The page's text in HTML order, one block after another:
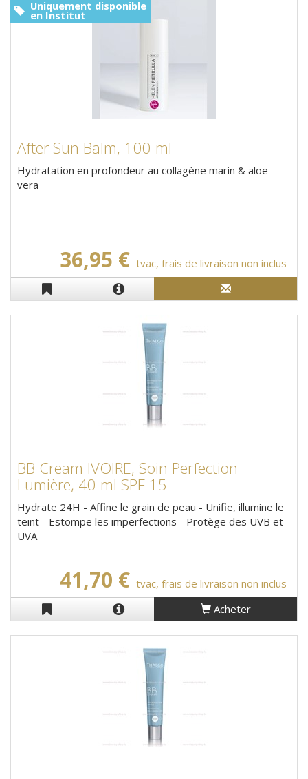
After Sun Balm, 100 ml
Hydratation en profondeur au collagène marin & aloe
vera
36,95 € tvac, frais de livraison non inclus
Uniquement disponible
en Institut
BB Cream IVOIRE, Soin Perfection
Lumière, 40 ml SPF 15
Hydrate 24H - Affine le grain de peau - Unifie, illumine le
teint - Estompe les imperfections - Protège des UVB et
UVA
41,70 € tvac, frais de livraison non inclus
Acheter